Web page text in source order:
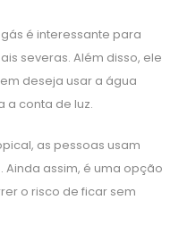
é interessante para
severas. Além disso, ele
deseja usar a água
a conta de luz.
as pessoas usam
Ainda assim, é uma opção
o risco de ficar sem